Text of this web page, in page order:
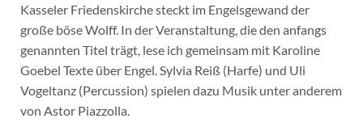
Kasseler Friedenskirche steckt im Engelsgewand der
große böse Wolff. In der Veranstaltung, die den anfangs
genannten Titel trägt, lese ich gemeinsam mit Karoline
Goebel Texte über Engel. Sylvia Reiß (Harfe) und Uli
Vogeltanz (Percussion) spielen dazu Musik unter anderem
von Astor Piazzolla.